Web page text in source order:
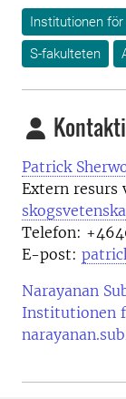
Institutionen
S-fakulteten
Patrick
Extern resurs
Telefon:
E-post:
Narayanan
Institutionen